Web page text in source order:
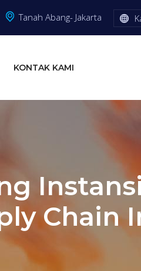
Tanah Abang- Jakarta
KONTAK KAMI
Chain